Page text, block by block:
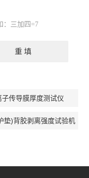
：三加四=7
传导膜厚度测试仪
垫)背胶剥离强度试验机